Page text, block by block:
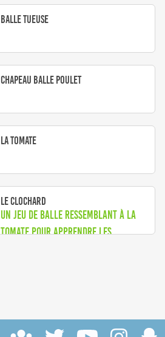
Balle tueuse
Chapeau Balle Poulet
La tomate
Le clochard
Un jeu de balle ressemblant à la
tomate pour apprendre les